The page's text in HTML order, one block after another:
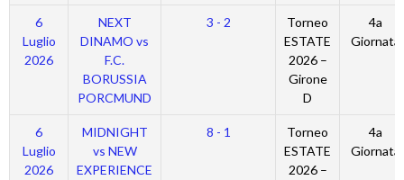
6
Luglio
2026
NEXT
DINAMO vs
F.C.
BORUSSIA
PORCMUND
3 - 2
Torneo
ESTATE
2026 –
Girone
D
4a
Giornata
6
Luglio
2026
MIDNIGHT
vs NEW
EXPERIENCE
8 - 1
Torneo
ESTATE
2026 –
4a
Giornata